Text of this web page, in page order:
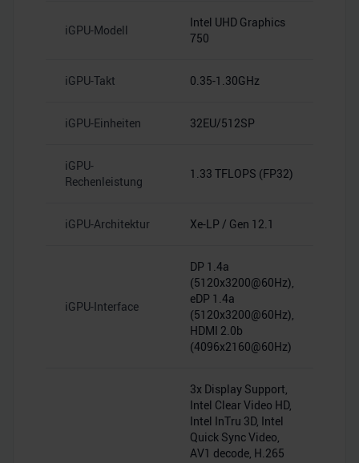
Partner führen diese Informationen möglicherweise mit
weiteren Daten zusammen, die Sie ihnen bereitgestellt
gesammelt haben.
iGPU-Modell
Intel UHD Graphics
750
iGPU-Takt 0.35-1.30GHz
iGPU-Einheiten 32EU/512SP
iGPU-
Rechenleistung
1.33 TFLOPS (FP32)
iGPU-Architektur Xe-LP / Gen 12.1
iGPU-Interface
DP 1.4a
(5120x3200@60Hz),
eDP 1.4a
(5120x3200@60Hz),
HDMI 2.0b
(4096x2160@60Hz)
3x Display Support,
Intel Clear Video HD,
Intel InTru 3D, Intel
Quick Sync Video,
AV1 decode, H.265